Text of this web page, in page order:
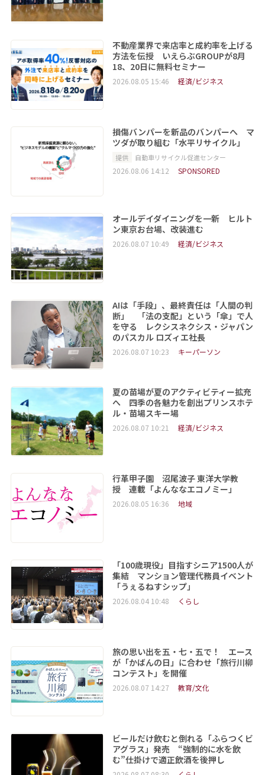
不動産業界で来店率と成約率を上げる
方法を伝授 いえらぶGROUPが8月
18、20日に無料セミナー
2026.08.05 15:46 経済/ビジネス
損傷バンパーを新品のバンパーへ マ
ツダが取り組む「水平リサイクル」
提供 自動車リサイクル促進センター
2026.08.06 14:12 SPONSORED
オールデイダイニングを一新 ヒルト
ン東京お台場、改装進む
2026.08.07 10:49 経済/ビジネス
AIは「手段」、最終責任は「人間の判
断」 「法の支配」という「傘」で人
を守る レクシスネクシス・ジャパン
のパスカル ロズィエ社長
2026.08.07 10:23 キーパーソン
夏の苗場が夏のアクティビティー拡充
へ 四季の各魅力を創出プリンスホテ
ル・苗場スキー場
2026.08.07 10:21 経済/ビジネス
行革甲子園 沼尾波子 東洋大学教
授 連載「よんななエコノミー」
2026.08.05 16:36 地域
「100歳現役」目指すシニア1500人が
集結 マンション管理代務員イベント
「うぇるねすシップ」
2026.08.04 10:48 くらし
旅の思い出を五・七・五で！ エース
が「かばんの日」に合わせ「旅行川柳
コンテスト」を開催
2026.08.07 14:27 教育/文化
ビールだけ飲むと倒れる「ふらつくビ
アグラス」発売 “強制的に水を飲
む”仕掛けで適正飲酒を後押し